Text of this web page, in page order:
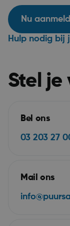
Nu
Hulp nodig bij
Stel je
Bel ons
03 203 27
Mail ons